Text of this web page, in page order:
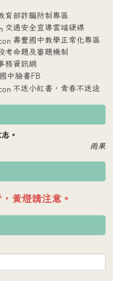
育部詐騙防制專區
交通安全宣導雲端硬碟
壽豐國中教學正常化專區
考命題及審題機制
務資訊網
中臉書FB
不迷小紅書，青春不迷途
。
雨果
黃燈請注意。